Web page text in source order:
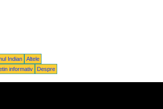
Indian
Altele
informativ Despre